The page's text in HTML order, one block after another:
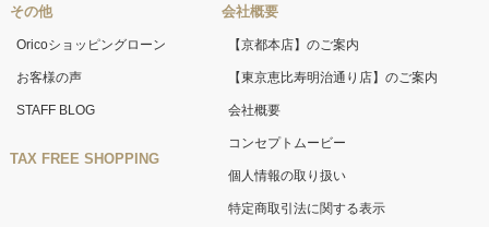
その他
Oricoショッピングローン
お客様の声
STAFF BLOG
TAX FREE SHOPPING
会社概要
【京都本店】のご案内
【東京恵比寿明治通り店】のご案内
会社概要
コンセプトムービー
個人情報の取り扱い
特定商取引法に関する表示